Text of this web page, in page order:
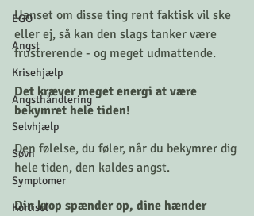
EGO
Angst
Krisehjælp
Angsthåndtering
Selvhjælp
Søvn
Symptomer
Kortisol
Uanset om disse ting rent faktisk vil ske
eller ej, så kan den slags tanker være
frustrerende - og meget udmattende.
Det kræver meget energi at være
bekymret hele tiden!
Den følelse, du føler, når du bekymrer dig
hele tiden, den kaldes angst.
Din krop spænder op, dine hænder